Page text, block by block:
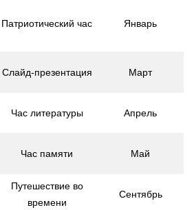
библиотека №27
технологий и информационно-
работы
Патриотический час Январь
Слайд-презентация Март
Час литературы Апрель
Час памяти Май
Путешествие во
времени
Сентябрь